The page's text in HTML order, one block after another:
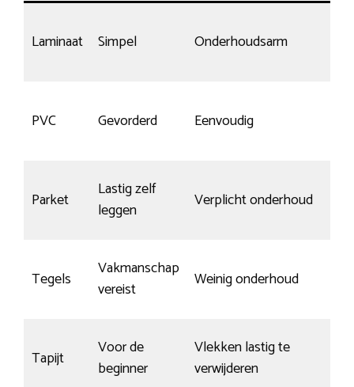
Laminaat Simpel Onderhoudsarm
PVC Gevorderd Eenvoudig
Parket
Lastig zelf
leggen
Verplicht onderhoud
Tegels
Vakmanschap
vereist
Weinig onderhoud
Tapijt
Voor de
beginner
Vlekken lastig te
verwijderen